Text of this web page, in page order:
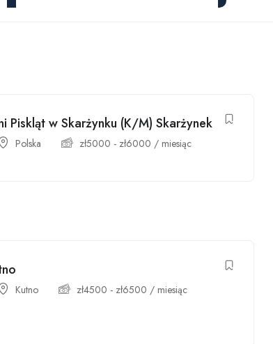
Piskląt w Skarżynku (K/M) Skarżynek
Polska zł5000 - zł6000 / miesiąc
Kutno zł4500 - zł6500 / miesiąc